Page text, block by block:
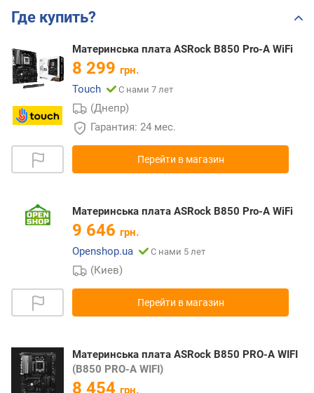
Где купить?
Материнська плата ASRock B850 Pro-A WiFi
8 299 грн.
Touch
С нами 7 лет
(Днепр)
Гарантия: 24 мес.
Перейти в магазин
Материнська плата ASRock B850 Pro-A WiFi
9 646 грн.
Openshop.ua
С нами 5 лет
(Киев)
Перейти в магазин
Материнська плата ASRock B850 PRO-A WIFI
(B850 PRO-A WIFI)
8 454 грн.